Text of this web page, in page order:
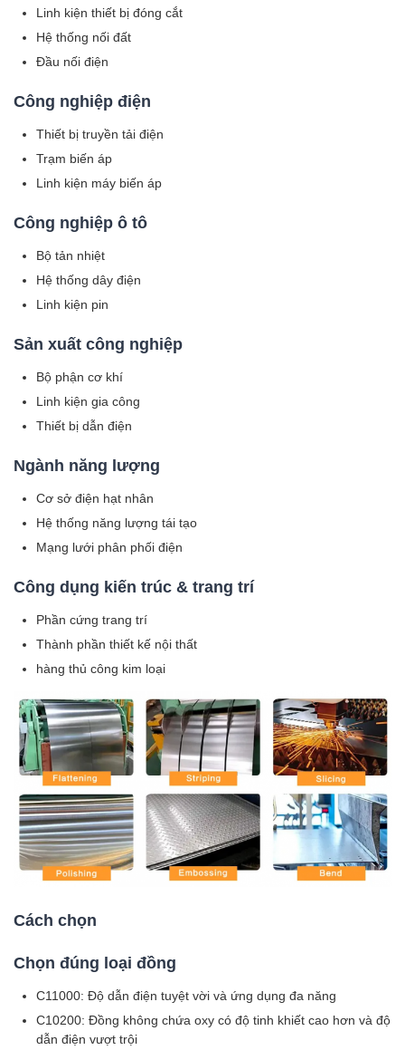
Linh kiện thiết bị đóng cắt
Hệ thống nối đất
Đầu nối điện
Công nghiệp điện
Thiết bị truyền tải điện
Trạm biến áp
Linh kiện máy biến áp
Công nghiệp ô tô
Bộ tản nhiệt
Hệ thống dây điện
Linh kiện pin
Sản xuất công nghiệp
Bộ phận cơ khí
Linh kiện gia công
Thiết bị dẫn điện
Ngành năng lượng
Cơ sở điện hạt nhân
Hệ thống năng lượng tái tạo
Mạng lưới phân phối điện
Công dụng kiến ​​trúc & trang trí
Phần cứng trang trí
Thành phần thiết kế nội thất
hàng thủ công kim loại
Cách chọn
Chọn đúng loại đồng
C11000: Độ dẫn điện tuyệt vời và ứng dụng đa năng
C10200: Đồng không chứa oxy có độ tinh khiết cao hơn và độ
dẫn điện vượt trội